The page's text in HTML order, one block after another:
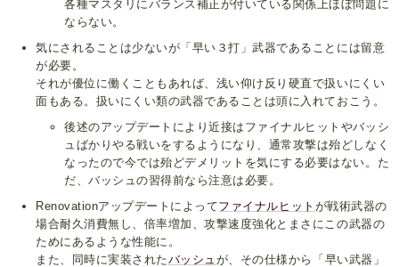
各種マスタリにバランス補正が付いている関係上ほぼ問題に
ならない。
気にされることは少ないが「早い３打」武器であることには留意
が必要。
それが優位に働くこともあれば、浅い仰け反り硬直で扱いにくい
面もある。扱いにくい類の武器であることは頭に入れておこう。
後述のアップデートにより近接はファイナルヒットやバッシ
ュばかりやる戦いをするようになり、通常攻撃は殆どしなく
なったので今では殆どデメリットを気にする必要はない。た
だ、バッシュの習得前なら注意は必要。
Renovationアップデートによってファイナルヒット が戦術武器の
場合耐久消費無し、倍率増加、攻撃速度強化とまさにこの武器の
ためにあるような性能に。
また、同時に実装されたバッシュ が、その仕様から「早い武器」